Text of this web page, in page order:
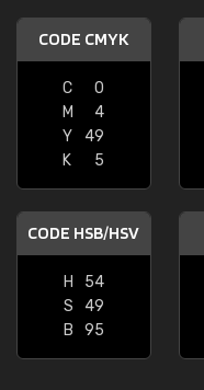
CODE CMYK
C
0
M
4
Y
49
K
5
CODE HSB/HSV
H
54
S
49
B
95